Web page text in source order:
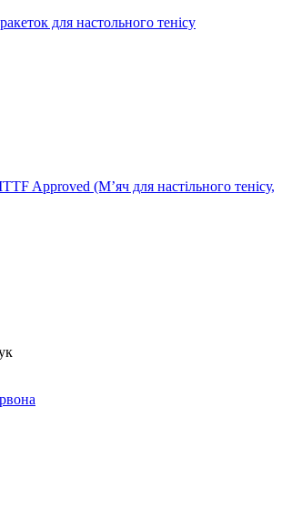
для настольного тенісу
Approved (М’яч для настільного тенісу,